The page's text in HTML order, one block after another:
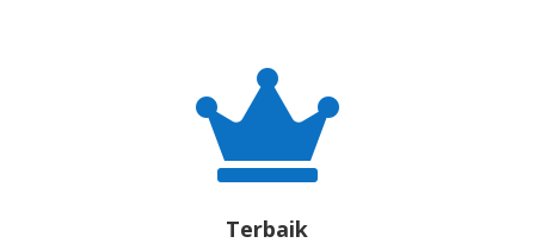

Terbaik